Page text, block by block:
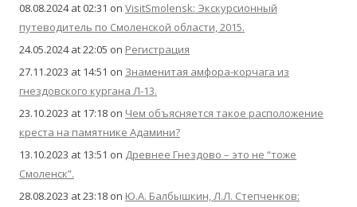
08.08.2024 at 02:31 on VisitSmolensk: Экскурсионный
путеводитель по Смоленской области, 2015.
24.05.2024 at 22:05 on Регистрация
27.11.2023 at 14:51 on Знаменитая амфора-корчага из
гнездовского кургана Л-13.
23.10.2023 at 17:18 on Чем объясняется такое расположение
креста на памятнике Адамини?
13.10.2023 at 13:51 on Древнее Гнездово – это не “тоже
Смоленск”.
28.08.2023 at 23:18 on Ю.А. Балбышкин, Л.Л. Степченков: